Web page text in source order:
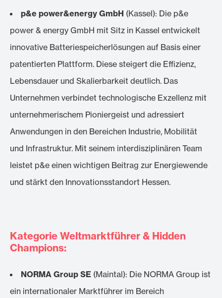
p&e power&energy GmbH (Kassel): Die p&e
power & energy GmbH mit Sitz in Kassel entwickelt
innovative Batteriespeicherlösungen auf Basis einer
patentierten Plattform. Diese steigert die Effizienz,
Lebensdauer und Skalierbarkeit deutlich. Das
Unternehmen verbindet technologische Exzellenz mit
unternehmerischem Pioniergeist und adressiert
Anwendungen in den Bereichen Industrie, Mobilität
und Infrastruktur. Mit seinem interdisziplinären Team
leistet p&e einen wichtigen Beitrag zur Energiewende
und stärkt den Innovationsstandort Hessen.
Kategorie Weltmarktführer & Hidden
Champions:
NORMA Group SE (Maintal): Die NORMA Group ist
ein internationaler Marktführer im Bereich